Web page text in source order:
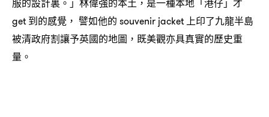
，
get到的感覺 ， 譬如他的 souvenir jacket 上印了九龍半島
被清政府割讓予英國的地圖 ， 既美觀亦具真實的歷史重
量。